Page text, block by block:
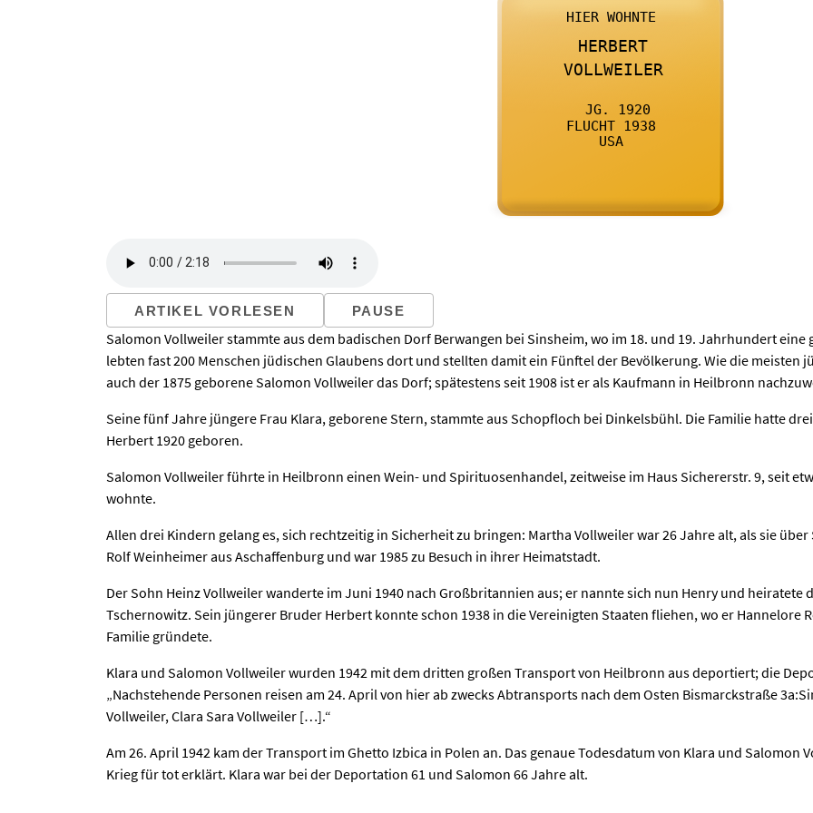
HIER WOHNTE
HERBERT
VOLLWEILER
JG. 1920
FLUCHT 1938
USA
ARTIKEL VORLESEN PAUSE
Salomon Vollweiler stammte aus dem badischen Dorf Berwangen bei Sinsheim, wo im 18. und 19. Jahrhundert
lebten fast 200 Menschen jüdischen Glaubens dort und stellten damit ein Fünftel der Bevölkerung. Wie die meisten
auch der 1875 geborene Salomon Vollweiler das Dorf; spätestens seit 1908 ist er als Kaufmann in Heilbronn
Seine fünf Jahre jüngere Frau Klara, geborene Stern, stammte aus Schopfloch bei Dinkelsbühl. Die Familie hatte
Herbert 1920 geboren.
Salomon Vollweiler führte in Heilbronn einen Wein- und Spirituosenhandel, zeitweise im Haus Sichererstr. 9, seit
wohnte.
Allen drei Kindern gelang es, sich rechtzeitig in Sicherheit zu bringen: Martha Vollweiler war 26 Jahre alt, als sie
Rolf Weinheimer aus Aschaffenburg und war 1985 zu Besuch in ihrer Heimatstadt.
Der Sohn Heinz Vollweiler wanderte im Juni 1940 nach Großbritannien aus; er nannte sich nun Henry und heiratete
Tschernowitz. Sein jüngerer Bruder Herbert konnte schon 1938 in die Vereinigten Staaten fliehen, wo er Hannelore
Familie gründete.
Klara und Salomon Vollweiler wurden 1942 mit dem dritten großen Transport von Heilbronn aus deportiert; die
„Nachstehende Personen reisen am 24. April von hier ab zwecks Abtransports nach dem Osten Bismarckstraße
Vollweiler, Clara Sara Vollweiler […].“
Am 26. April 1942 kam der Transport im Ghetto Izbica in Polen an. Das genaue Todesdatum von Klara und
Krieg für tot erklärt. Klara war bei der Deportation 61 und Salomon 66 Jahre alt.